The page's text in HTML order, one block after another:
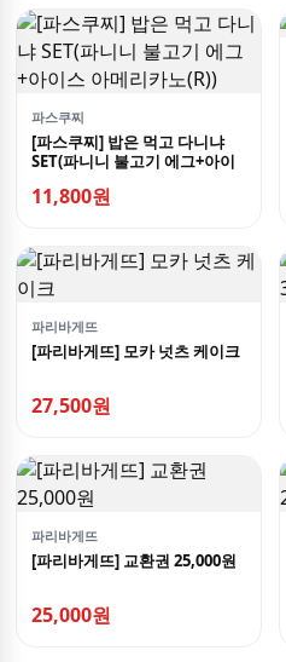
파스쿠찌
[파스쿠찌] 밥은 먹고 다니냐
SET(파니니 불고기 에그+아이
11,800원
파리바게뜨
[파리바게뜨] 모카 넛츠 케이크
27,500원
파리바게뜨
[파리바게뜨] 교환권 25,000원
25,000원